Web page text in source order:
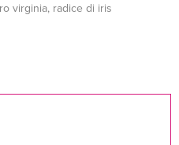
virginia, radice di iris